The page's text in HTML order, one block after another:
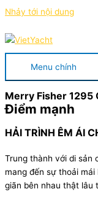
Nhảy tới nội dung
Menu chính
Merry Fisher 1295
Điểm mạnh
HẢI TRÌNH ÊM ÁI
Trung thành với di sản
mang đến sự thoải
giãn bên nhau thật lâu